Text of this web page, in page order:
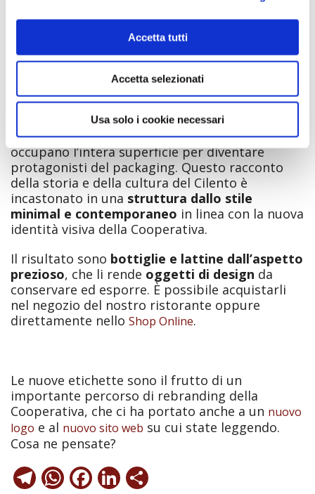
Accetta tutti
Accetta selezionati
Usa solo i cookie necessari
Ora il casale, l’angelo, il monaco e le olive
occupano l’intera superficie per diventare
protagonisti del packaging. Questo racconto
della storia e della cultura del Cilento è
incastonato in una struttura dallo stile
minimal e contemporaneo in linea con la nuova
identità visiva della Cooperativa.
Il risultato sono bottiglie e lattine dall’aspetto
prezioso, che li rende oggetti di design da
conservare ed esporre. È possibile acquistarli
nel negozio del nostro ristorante oppure
direttamente nello Shop Online.
Le nuove etichette sono il frutto di un
importante percorso di rebranding della
Cooperativa, che ci ha portato anche a un nuovo
logo e al nuovo sito web su cui state leggendo.
Cosa ne pensate?
Telegram
WhatsApp
Facebook
LinkedIn